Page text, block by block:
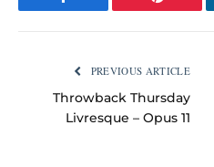
Facebook Pinterest
PREVIOUS ARTICLE
Throwback Thursday
Livresque – Opus 11